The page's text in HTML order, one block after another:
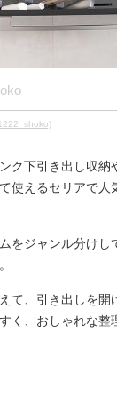
ク下引き出し収納
使えるセリアで人
をジャンル分けし
て、引き出しを開
く、おしゃれな整